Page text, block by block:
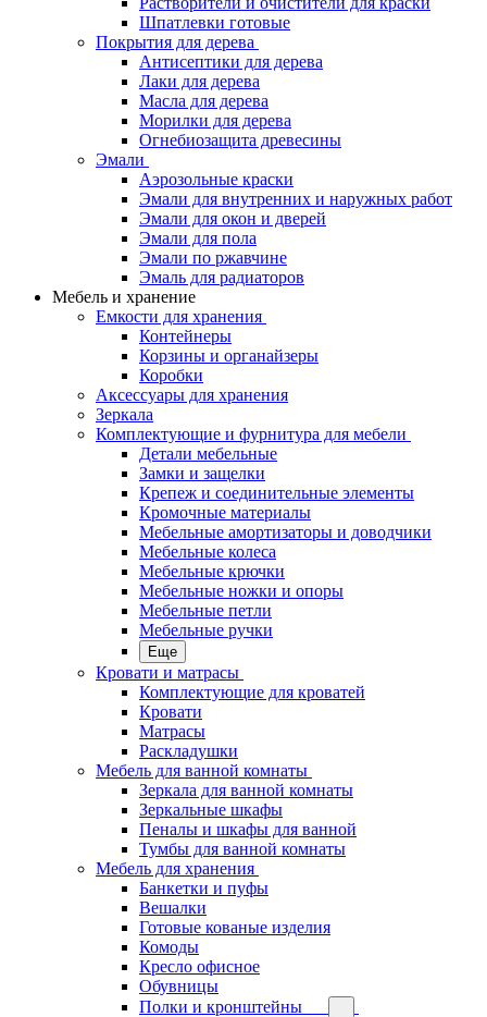
Шпатлевки готовые
Покрытия для дерева
Антисептики для дерева
Лаки для дерева
Масла для дерева
Морилки для дерева
Огнебиозащита древесины
Эмали
Аэрозольные краски
Эмали для внутренних и наружных работ
Эмали для окон и дверей
Эмали для пола
Эмали по ржавчине
Эмаль для радиаторов
Мебель и хранение
Емкости для хранения
Контейнеры
Корзины и органайзеры
Коробки
Аксессуары для хранения
Зеркала
Комплектующие и фурнитура для мебели
Детали мебельные
Замки и защелки
Крепеж и соединительные элементы
Кромочные материалы
Мебельные амортизаторы и доводчики
Мебельные колеса
Мебельные крючки
Мебельные ножки и опоры
Мебельные петли
Мебельные ручки
Еще
Кровати и матрасы
Комплектующие для кроватей
Кровати
Матрасы
Раскладушки
Мебель для ванной комнаты
Зеркала для ванной комнаты
Зеркальные шкафы
Пеналы и шкафы для ванной
Тумбы для ванной комнаты
Мебель для хранения
Банкетки и пуфы
Вешалки
Готовые кованые изделия
Комоды
Кресло офисное
Обувницы
Полки и кронштейны